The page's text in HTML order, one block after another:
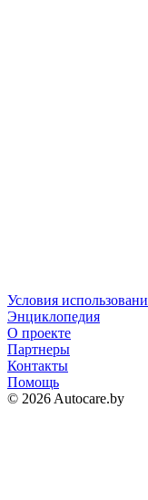
Условия
Энциклопедия
О проекте
Партнеры
Контакты
Помощь
© 2026 Autocare.by